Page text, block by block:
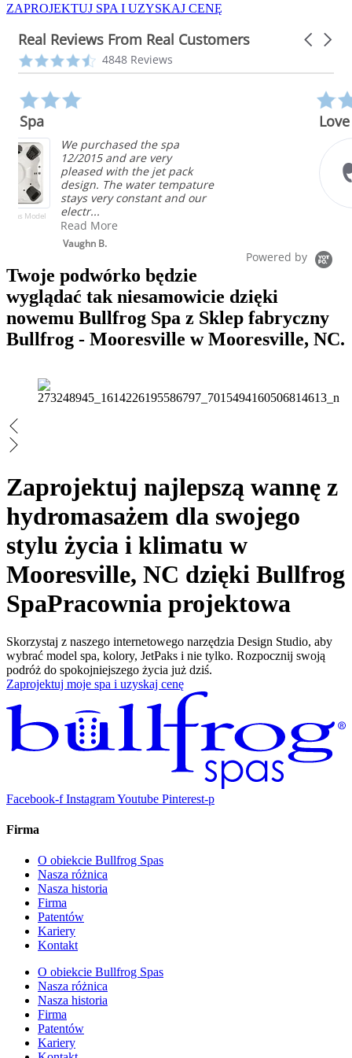
ZAPROJEKTUJ SPA I UZYSKAJ CENĘ
Real Reviews From Real Customers
Reviews
carousel
Carousel
4.3
star
4848 Reviews
configurable stations, very
energy efficient, easy to
maintain, beautiful. I love my
bullfrog spa!
Powered by
Twoje podwórko będzie
wyglądać tak niesamowicie dzięki
nowemu Bullfrog Spa z Sklep fabryczny
Bullfrog - Mooresville w Mooresville, NC.
Zaprojektuj najlepszą wannę z
hydromasażem dla swojego
stylu życia i klimatu w
Mooresville, NC dzięki Bullfrog
SpaPracownia projektowa
Skorzystaj z naszego internetowego narzędzia Design Studio, aby
wybrać model spa, kolory, JetPaks i nie tylko. Rozpocznij swoją
podróż do spokojniejszego życia już dziś.
Zaprojektuj moje spa i uzyskaj cenę
Facebook-f InstagramYoutube Pinterest-p
Firma
O obiekcie Bullfrog Spas
Nasza różnica
Nasza historia
Firma
Patentów
Kariery
Kontakt
O obiekcie Bullfrog Spas
Nasza różnica
Nasza historia
Firma
Patentów
Kariery